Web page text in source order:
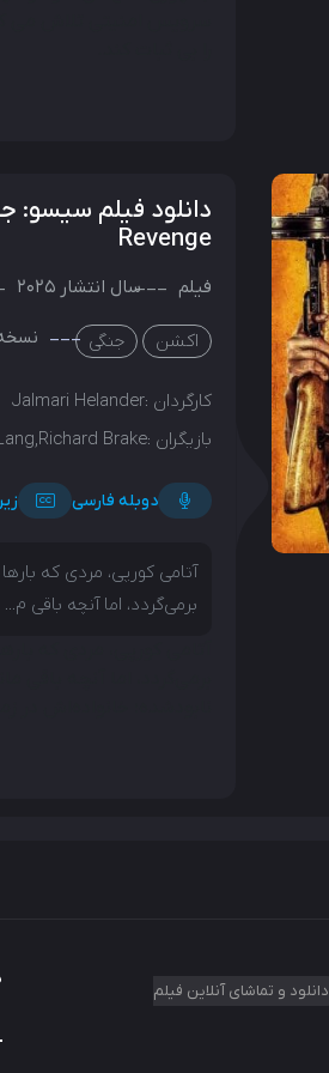
Revenge
فیلم سال انتشار 2025
اکشن جنگی
کارگردان :Jalmari Helander
بازیگران :Brake
دوبله فارسی
آتامی کورپی، مردی که
برمی‌گردد، اما آنچه باقی م...
دانلود و تماشای آنلاین فیلم